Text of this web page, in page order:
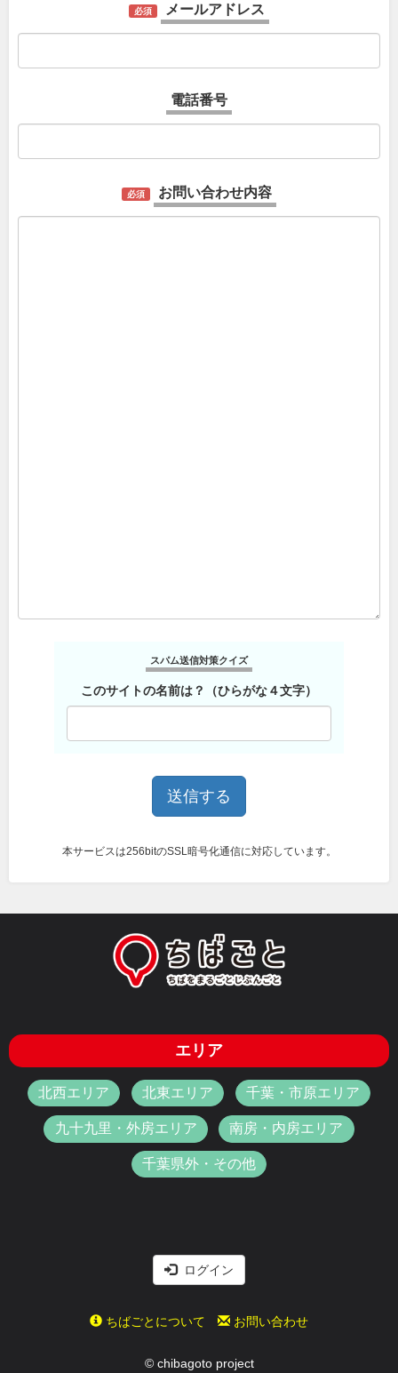
必須 メールアドレス
電話番号
必須 お問い合わせ内容
スパム送信対策クイズ
このサイトの名前は？（ひらがな４文字）
本サービスは256bitのSSL暗号化通信に対応しています。
エリア
北西エリア 北東エリア 千葉・市原エリア
九十九里・外房エリア 南房・内房エリア
千葉県外・その他
ログイン
ちばごとについて お問い合わせ
© chibagoto project